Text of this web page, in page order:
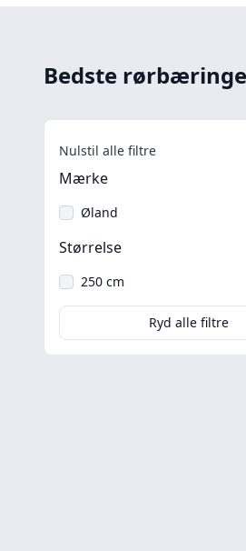
Bedste
Nulstil alle filtre
Mærke
Øland
Størrelse
250 cm
Ryd alle filtre